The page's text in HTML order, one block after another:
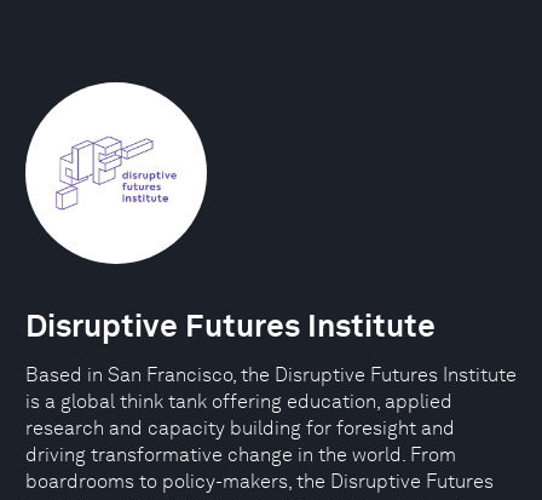
Disruptive Futures Institute
Based in San Francisco, the Disruptive Futures Institute
is a global think tank offering education, applied
research and capacity building for foresight and
driving transformative change in the world. From
boardrooms to policy-makers, the Disruptive Futures